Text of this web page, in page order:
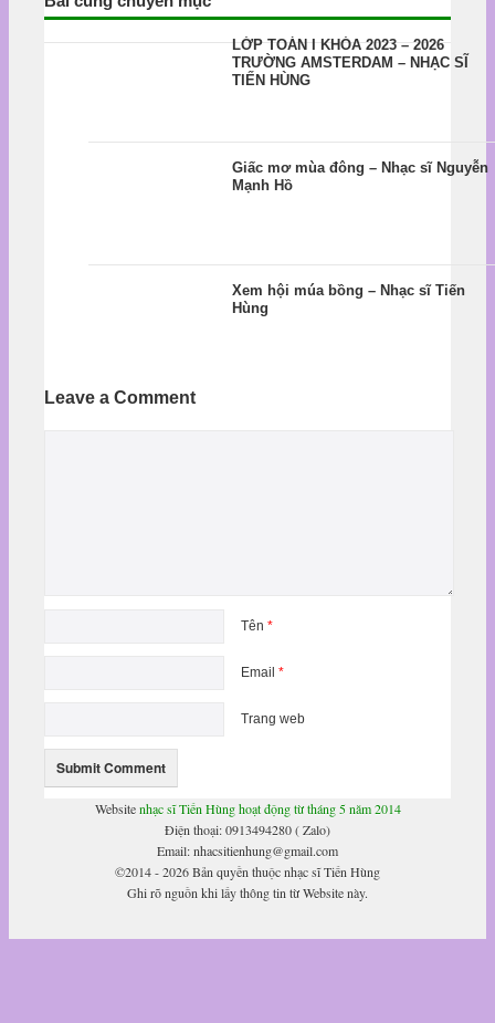
LỚP TOÁN I KHÓA 2023 – 2026
TRƯỜNG AMSTERDAM – NHẠC SĨ
TIẾN HÙNG
Giấc mơ mùa đông – Nhạc sĩ Nguyễn
Mạnh Hồ
Xem hội múa bồng – Nhạc sĩ Tiến
Hùng
Leave a Comment
Tên*
Email*
Trang web
Websitenhạc sĩ Tiến Hùng hoạt động từ tháng 5 năm 2014
Điện thoại: 0913494280 ( Zalo)
Email: nhacsitienhung@gmail.com
©2014 - 2026 Bản quyền thuộc nhạc sĩ Tiến Hùng
Ghi rõ nguồn khi lấy thông tin từ Website này.